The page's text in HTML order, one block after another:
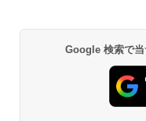
Google 検索で当